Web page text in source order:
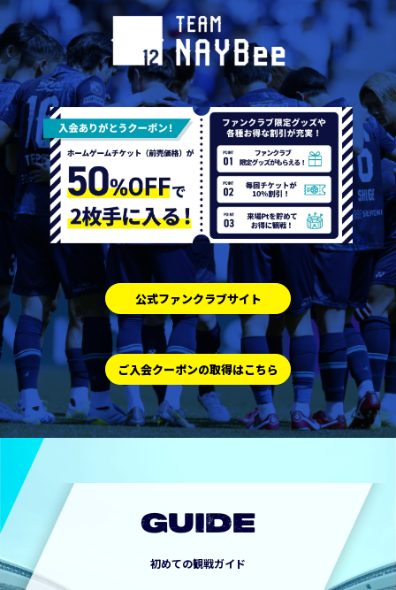
公式ファンクラブサイト
ご入会クーポンの取得はこちら
GUIDE
初めての観戦ガイド